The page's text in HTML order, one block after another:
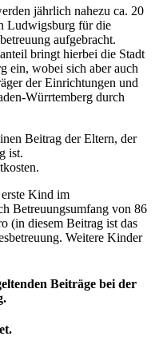
jährlich nahezu ca. 20
Ludwigsburg für die
aufgebracht.
bringt hierbei die Stadt
ein, wobei sich aber auch
der Einrichtungen und
Würrtemberg durch
Beitrag der Eltern, der
ist.
Kind im
Betreuungsumfang von 86
(in diesem Beitrag ist das
Weitere Kinder
Beiträge bei der